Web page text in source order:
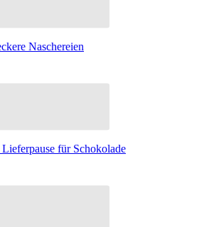
Naschereien
Lieferpause für Schokolade